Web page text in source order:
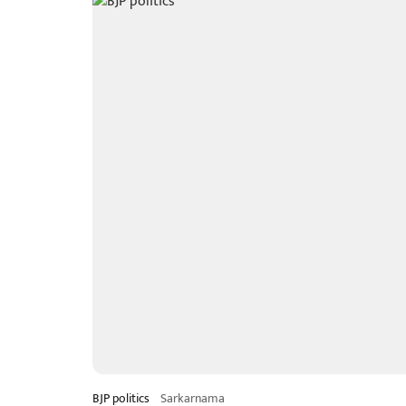
BJP politics Sarkarnama